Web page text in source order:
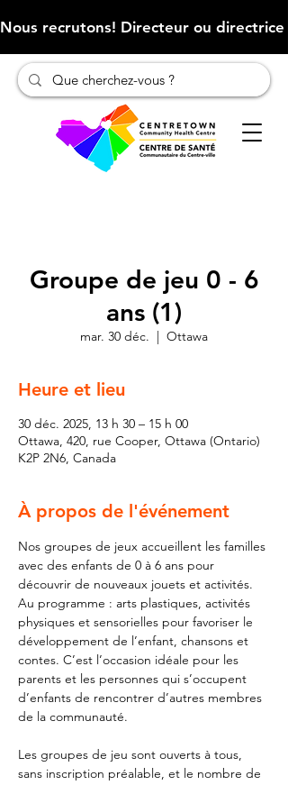
Nous recrutons! Directeur ou
Groupe de jeu 0 - 6
ans (1)
mar. 30 déc.
  |
Ottawa
Heure et lieu
30 déc. 2025, 13 h 30 – 15 h 00
Ottawa, 420, rue Cooper, Ottawa (Ontario)
K2P 2N6, Canada
À propos de l'événement
Nos groupes de jeux accueillent les familles
avec des enfants de 0 à 6 ans pour
découvrir de nouveaux jouets et activités.
Au programme : arts plastiques, activités
physiques et sensorielles pour favoriser le
développement de l’enfant, chansons et
contes. C’est l’occasion idéale pour les
parents et les personnes qui s’occupent
d’enfants de rencontrer d’autres membres
de la communauté.
Les groupes de jeu sont ouverts à tous,
sans inscription préalable, et le nombre de